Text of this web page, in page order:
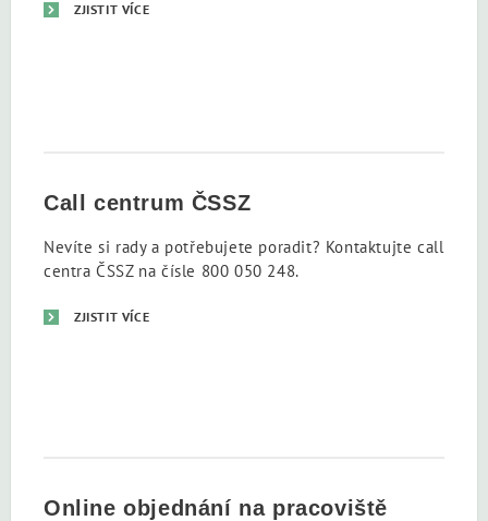
ZJISTIT VÍCE
Call centrum ČSSZ
Nevíte si rady a potřebujete poradit? Kontaktujte call
centra ČSSZ na čísle 800 050 248.
ZJISTIT VÍCE
Online objednání na pracoviště